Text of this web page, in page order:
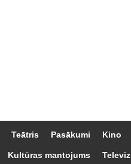
Teātris Pasākumi Kino
Kultūras mantojums